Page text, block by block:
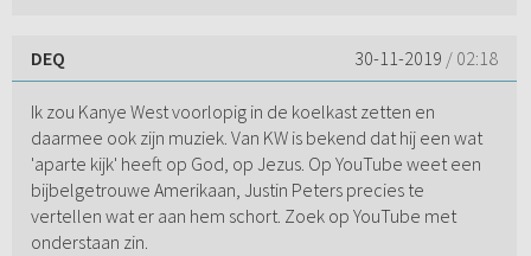
DEQ 30-11-2019 / 02:18
Ik zou Kanye West voorlopig in de koelkast zetten en
daarmee ook zijn muziek. Van KW is bekend dat hij een wat
'aparte kijk' heeft op God, op Jezus. Op YouTube weet een
bijbelgetrouwe Amerikaan, Justin Peters precies te
vertellen wat er aan hem schort. Zoek op YouTube met
onderstaan zin.